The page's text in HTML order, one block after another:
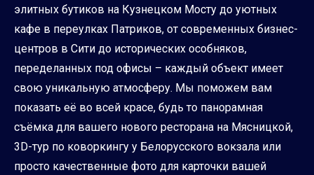
элитных бутиков на Кузнецком Мосту до уютных
кафе в переулках Патриков, от современных бизнес-
центров в Сити до исторических особняков,
переделанных под офисы – каждый объект имеет
свою уникальную атмосферу. Мы поможем вам
показать её во всей красе, будь то панорамная
съёмка для вашего нового ресторана на Мясницкой,
3D-тур по коворкингу у Белорусского вокзала или
просто качественные фото для карточки вашей